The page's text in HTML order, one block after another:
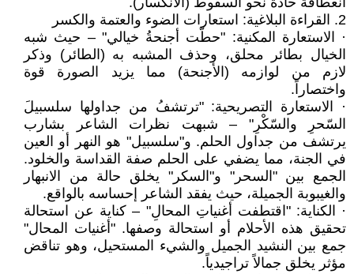
2. القراءة البلاغية: استعارات الضوء والعتمة والكسر
· الاستعارة المكنية: "حطّت أجنحةُ خيالي" – حيث شبه
الخيال بطائر محلق، وحذف المشبه به (الطائر) وذكر
لازم من لوازمه (الأجنحة) مما يزيد الصورة قوة
واختصاراً.
· الاستعارة التصريحية: "ترتشفُ من جداولها سلسبيلَ
السّحرِ والسّكْرِ" – شبهت نظرات الشاعر بشارب
يرتشف من جداول الحلم. و"سلسبيل" هو النهر أو العين
في الجنة، مما يضفي على الحلم صفة القداسة والخلود.
الجمع بين "السحر" و"السكر" يخلق حالة من الانبهار
والغيبوبة الجميلة، حيث يفقد الشاعر إحساسه بالواقع.
· الكناية: "اقتطفت أغنياتِ المحالِ" – كناية عن استحالة
تحقيق هذه الأحلام أو استحالة وصفها. "أغنيات المحال"
جمع بين النشيد الجميل والشيء المستحيل، وهو تناقض
مؤثر يخلق جمالاً تراجيدياً.